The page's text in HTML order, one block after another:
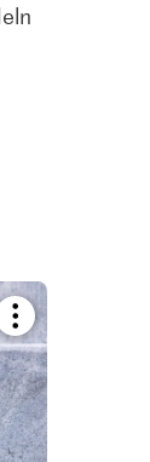
Bookmark
recipe
or
add
it
to
your
collections.